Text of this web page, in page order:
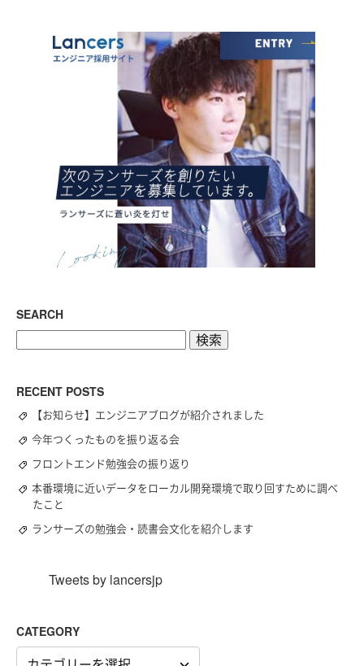
SEARCH
RECENT POSTS
【お知らせ】エンジニアブログが紹介されました
今年つくったものを振り返る会
フロントエンド勉強会の振り返り
本番環境に近いデータをローカル開発環境で取り回すために調べ
たこと
ランサーズの勉強会・読書会文化を紹介します
Tweets by lancersjp
CATEGORY
CATEGORY